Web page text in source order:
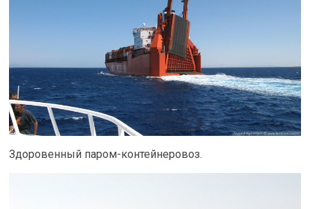
Здоровенный паром-контейнеровоз.